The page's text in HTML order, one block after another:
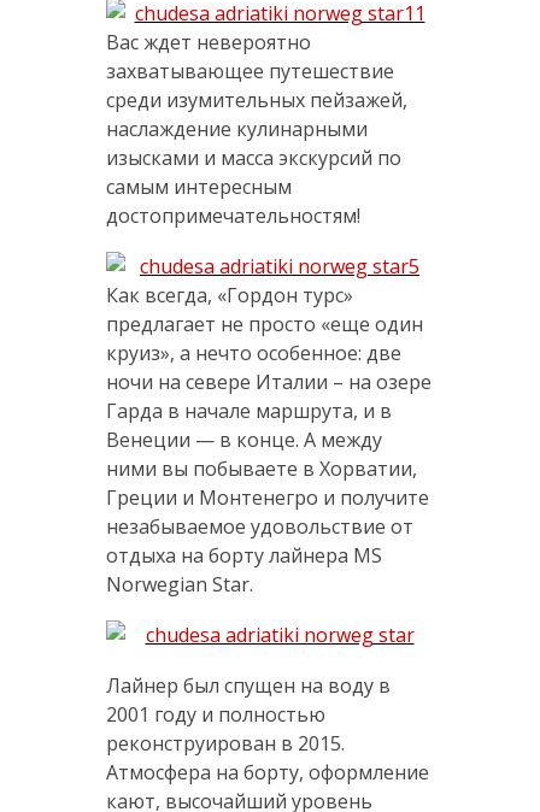
Вас ждет невероятно
захватывающее путешествие
среди изумительных пейзажей,
наслаждение кулинарными
изысками и масса экскурсий по
самым интересным
достопримечательностям!
Как всегда, «Гордон турс»
предлагает не просто «еще один
круиз», а нечто особенное: две
ночи на севере Италии – на озере
Гарда в начале маршрута, и в
Венеции — в конце. А между
ними вы побываете в Хорватии,
Греции и Монтенегро и получите
незабываемое удовольствие от
отдыха на борту лайнера MS
Norwegian Star.
Лайнер был спущен на воду в
2001 году и полностью
реконструирован в 2015.
Атмосфера на борту, оформление
кают, высочайший уровень